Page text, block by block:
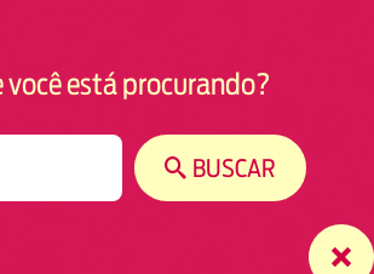
você está procurando?
BUSCAR